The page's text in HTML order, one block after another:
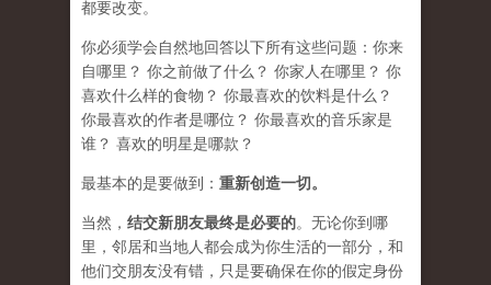
都要改变。
你必须学会​​自然地回答以下所有这些问题：你来
自哪里？ 你之前做了什么？ 你家人在哪里？ 你
喜欢什么样的食物？ 你最喜欢的饮料是什么？
你最喜欢的作者是哪位？ 你最喜欢的音乐家是
谁？ 喜欢的明星是哪款？
最基本的是要做到： 重新创造一切。
当然， 结交新朋友最终是必要的。无论你到哪
里，邻居和当地人都会成为你生活的一部分，和
他们交朋友没有错，只是要确保在你的假定身份